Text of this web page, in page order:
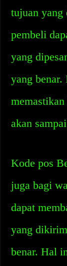
tujuan yang
pembeli
yang
yang benar.
akan
Kode pos
juga bagi
dapat
yang
benar. Hal